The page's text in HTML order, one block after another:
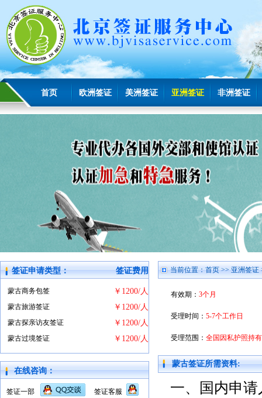
首页 欧洲签证 美洲签证 亚洲签证 非洲签证
签证申请类型： 签证费用
蒙古商务包签 ￥1200/人
蒙古旅游签证 ￥1200/人
蒙古探亲访友签证 ￥1200/人
蒙古过境签证 ￥1200/人
在线咨询：
签证一部
签证客服
当前位置：首页>>亚洲签证
有效期： 3个月
受理时间： 5-7个工作日
受理范围： 全国因私护照持
蒙古签证所需资料:
一、国内申